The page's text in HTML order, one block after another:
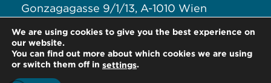
Gonzagagasse 9/1/13, A-1010 Wien
E:office@hlb.at
We are using cookies to give you the best experience on
our website.
You can find out more about which cookies we are using
or switch them off in settings.